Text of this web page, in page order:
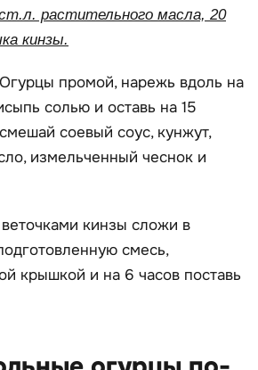
растительного масла, 20
кинзы.
Огурцы промой, нарежь вдоль на
солью и оставь на 15
соевый соус, кунжут,
измельченный чеснок и
кинзы сложи в
смесь,
крышкой и на 6 часов поставь